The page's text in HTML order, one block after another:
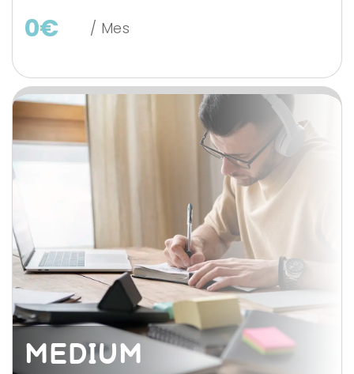
0€ / Mes
MEDIUM